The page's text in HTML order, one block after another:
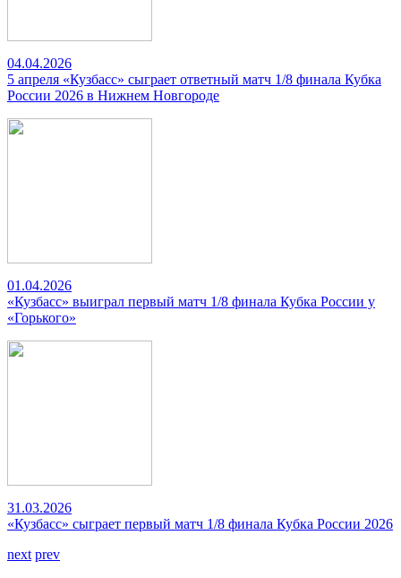
04.04.2026
5 апреля «Кузбасс» сыграет ответный матч 1/8 финала Кубка
России 2026 в Нижнем Новгороде
01.04.2026
«Кузбасс» выиграл первый матч 1/8 финала Кубка России у
«Горького»
31.03.2026
«Кузбасс» сыграет первый матч 1/8 финала Кубка России 2026
next prev